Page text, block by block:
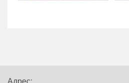
Адрес: